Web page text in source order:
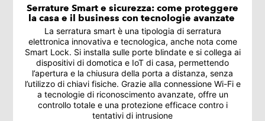
Serrature Smart e sicurezza: come proteggere
la casa e il business con tecnologie avanzate
La serratura smart è una tipologia di serratura
elettronica innovativa e tecnologica, anche nota come
Smart Lock. Si installa sulle porte blindate e si collega ai
dispositivi di domotica e IoT di casa, permettendo
l’apertura e la chiusura della porta a distanza, senza
l’utilizzo di chiavi fisiche. Grazie alla connessione Wi-Fi e
a tecnologie di riconoscimento avanzate, offre un
controllo totale e una protezione efficace contro i
tentativi di intrusione